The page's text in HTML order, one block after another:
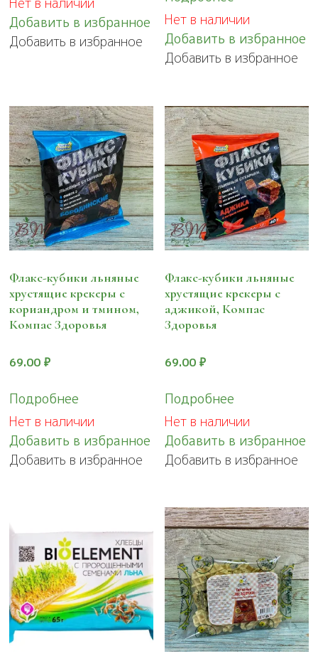
Добавить в избранное
Добавить в избранное
Нет в наличии
Добавить в избранное
Добавить в избранное
Флакс-кубики льняные
хрустящие крекеры с
кориандром и тмином,
Компас Здоровья
69.00 ₽
Подробнее
Нет в наличии
Добавить в избранное
Добавить в избранное
Флакс-кубики льняные
хрустящие крекеры с
аджикой, Компас
Здоровья
69.00₽
Подробнее
Нет в наличии
Добавить в избранное
Добавить в избранное